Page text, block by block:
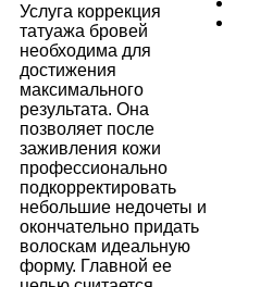
Услуга коррекция
татуажа бровей
необходима для
достижения
максимального
результата. Она
позволяет после
заживления кожи
профессионально
подкорректировать
небольшие недочеты и
окончательно придать
волоскам идеальную
форму. Главной ее